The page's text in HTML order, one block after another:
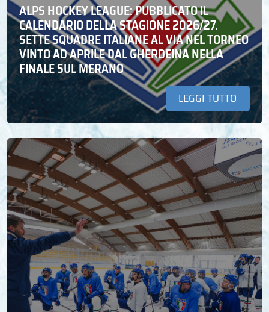
ALPS HOCKEY LEAGUE: PUBBLICATO IL
CALENDARIO DELLA STAGIONE 2026/27.
SETTE SQUADRE ITALIANE AL VIA NEL TORNEO
VINTO AD APRILE DAL GHERDEINA NELLA
FINALE SUL MERANO
LEGGI TUTTO